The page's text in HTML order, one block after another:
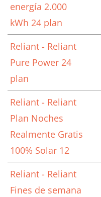
energía 2.000
kWh 24 plan
Reliant - Reliant
Pure Power 24
plan
Reliant - Reliant
Plan Noches
Realmente Gratis
100% Solar 12
Reliant - Reliant
Fines de semana